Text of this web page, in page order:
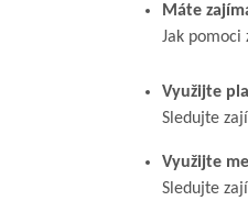
Máte
Jak
Využijte
Sledujte
Využijte
Sledujte